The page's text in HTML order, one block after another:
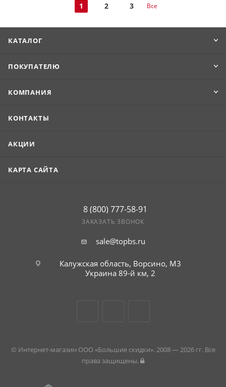
1 2 3 Все
КАТАЛОГ
ПОКУПАТЕЛЮ
КОМПАНИЯ
КОНТАКТЫ
АКЦИИ
КАРТА САЙТА
8 (800) 777-58-91
ЗАКАЗАТЬ ЗВОНОК
sale@topbs.ru
Калужская область, Ворсино, М3
Украина 89-й км, 2
г. Обнинск, Киевское шоссе 35,
рынок Строительный плюс
© Интернет-магазин ООО «Большие скидки». 2008 — 2026 гг. Все
права защищены.